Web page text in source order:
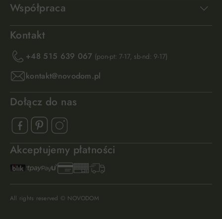
Współpraca
Kontakt
+48 515 639 067 (pon-pt: 7-17, sb-nd: 9-17)
kontakt@novodom.pl
Dołącz do nas
Akceptujemy płatności
All rights reserved © NOVODOM